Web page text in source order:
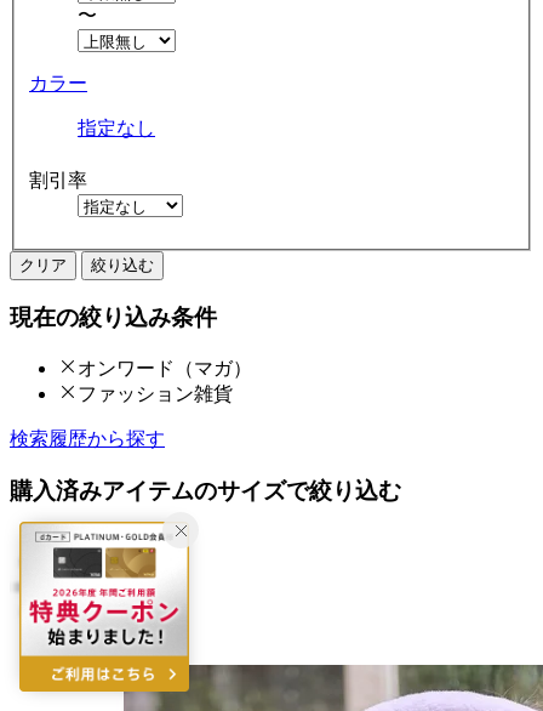
〜
カラー
指定なし
割引率
クリア 絞り込む
現在の絞り込み条件
オンワード（マガ）
ファッション雑貨
検索履歴から探す
購入済みアイテムのサイズで絞り込む